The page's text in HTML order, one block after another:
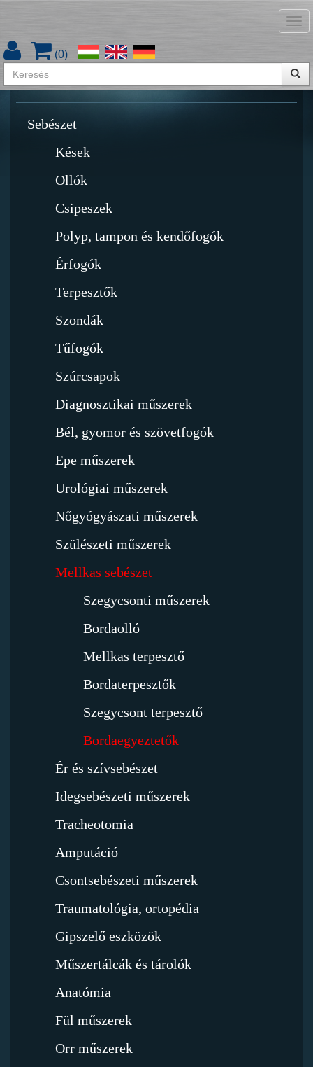
(0)
Termékek
Sebészet
Kések
Ollók
Csipeszek
Polyp, tampon és kendőfogók
Érfogók
Terpesztők
Szondák
Tűfogók
Szúrcsapok
Diagnosztikai műszerek
Bél, gyomor és szövetfogók
Epe műszerek
Urológiai műszerek
Nőgyógyászati műszerek
Szülészeti műszerek
Mellkas sebészet
Szegycsonti műszerek
Bordaolló
Mellkas terpesztő
Bordaterpesztők
Szegycsont terpesztő
Bordaegyeztetők
Ér és szívsebészet
Idegsebészeti műszerek
Tracheotomia
Amputáció
Csontsebészeti műszerek
Traumatológia, ortopédia
Gipszelő eszközök
Műszertálcák és tárolók
Anatómia
Fül műszerek
Orr műszerek